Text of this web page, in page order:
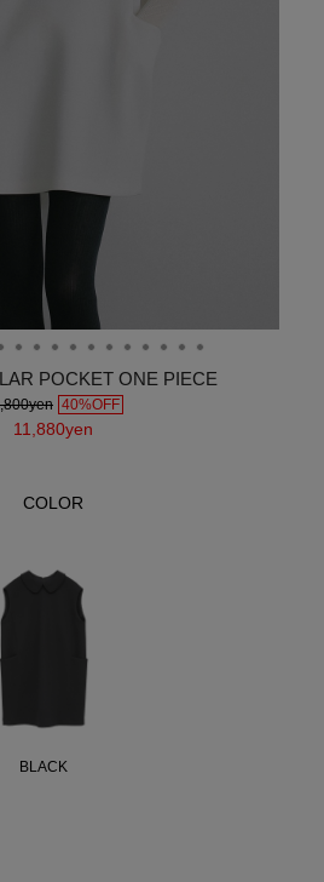
POCKET ONE PIECE
40%OFF
11,880yen
COLOR
BLACK